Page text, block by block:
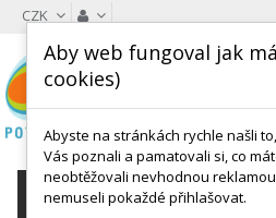
CZK
KATEGORIE
Aby web fungoval jak
cookies)
Abyste na stránkách rychle našli
Vás poznali a pamatovali si, co
neobtěžovali nevhodnou
nemuseli pokaždé přihlašovat.